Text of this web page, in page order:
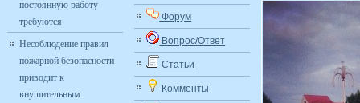
постоянную работу
требуются
Несоблюдение правил
пожарной безопасности
приводит к
внушительным
Форум
Вопрос/Ответ
Статьи
Комменты